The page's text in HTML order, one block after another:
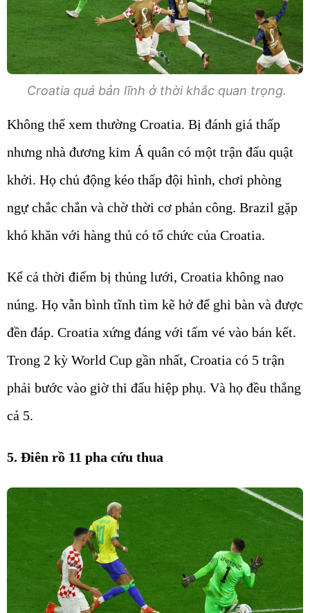
Croatia quá bản lĩnh ở thời khắc quan trọng.
Không thể xem thường Croatia. Bị đánh giá thấp
nhưng nhà đương kim Á quân có một trận đấu quật
khởi. Họ chủ động kéo thấp đội hình, chơi phòng
ngự chắc chắn và chờ thời cơ phản công. Brazil gặp
khó khăn với hàng thủ có tổ chức của Croatia.
Kể cả thời điểm bị thủng lưới, Croatia không nao
núng. Họ vẫn bình tĩnh tìm kẽ hở để ghi bàn và được
đền đáp. Croatia xứng đáng với tấm vé vào bán kết.
Trong 2 kỳ World Cup gần nhất, Croatia có 5 trận
phải bước vào giờ thi đấu hiệp phụ. Và họ đều thắng
cả 5.
5. Điên rồ 11 pha cứu thua